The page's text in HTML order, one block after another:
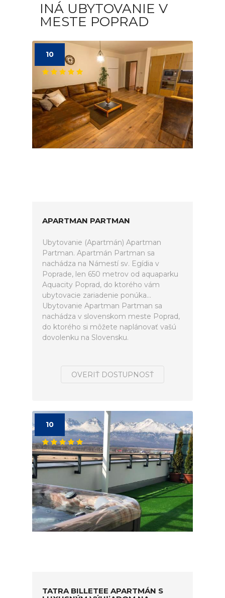
INÁ UBYTOVANIE V
MESTE POPRAD
10
APARTMAN PARTMAN
Ubytovanie (Apartmán) Apartman
Partman. Apartmán Partman sa
nachádza na Námestí sv. Egídia v
Poprade, len 650 metrov od aquaparku
Aquacity Poprad, do ktorého vám
ubytovacie zariadenie ponúka...
Ubytovanie Apartman Partman sa
nachádza v slovenskom meste Poprad,
do ktorého si môžete naplánovať vašú
dovolenku na Slovensku.
OVERIŤ DOSTUPNOSŤ
10
TATRA BILLETEE APARTMÁN S